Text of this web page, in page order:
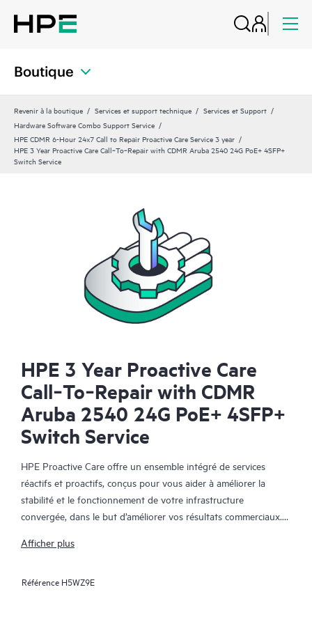
Boutique
Revenir à la boutique Services et support technique
Services et Support
Hardware Software Combo Support Service
HPE CDMR 6-Hour 24x7 Call to Repair Proactive Care Service 3 year
HPE 3 Year Proactive Care Call‑To‑Repair with CDMR Aruba 2540 24G PoE+ 4SFP+
Switch Service
HPE 3 Year Proactive Care
Call‑To‑Repair with CDMR
Aruba 2540 24G PoE+ 4SFP+
Switch Service
HPE Proactive Care offre un ensemble intégré de services
réactifs et proactifs, conçus pour vous aider à améliorer la
stabilité et le fonctionnement de votre infrastructure
convergée, dans le but d’améliorer vos résultats commerciaux.
nombreux composants ont besoin de fonctionner ensemble
pour prendre en charge les appareils dans ces environnements,
Afficher plus
Référence H5WZ9E